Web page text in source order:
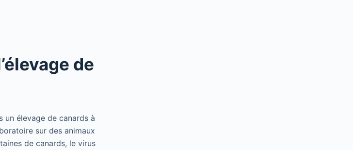
de
un élevage de canards à
sur des animaux
de canards, le virus